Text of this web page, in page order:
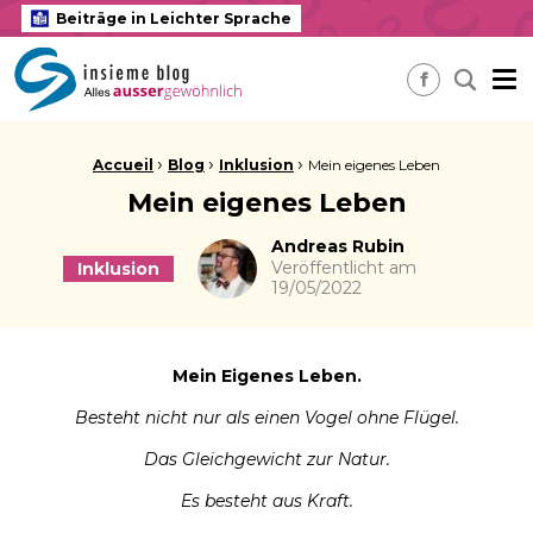
Beiträge in Leichter Sprache
insieme Blog Alles ausser gewöhnlich
Facebook
Nach
Brotkrume:Accueil › Blog › Inklusion › Mein eigenes Leben
Mein eigenes Leben
Inklusion
Autor
Andreas Rubin
Veröffentlicht am
19/05/2022
Mein Eigenes Leben.
Besteht nicht nur als einen Vogel ohne Flügel.
Das Gleichgewicht zur Natur.
Es besteht aus Kraft.